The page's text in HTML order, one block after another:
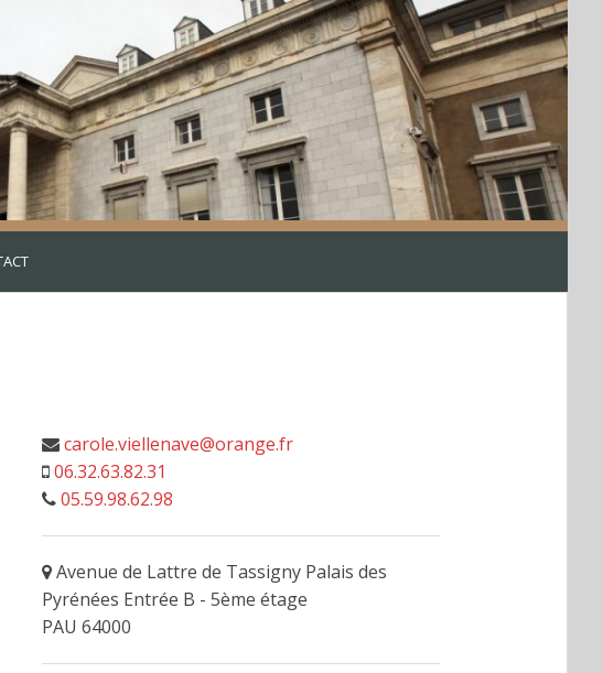
carole.viellenave@orange.fr
06.32.63.82.31
05.59.98.62.98
Avenue de Lattre de Tassigny Palais des
Pyrénées Entrée B - 5ème étage
PAU 64000